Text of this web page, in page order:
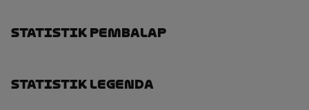
Statistik Pembalap
Statistik Legenda